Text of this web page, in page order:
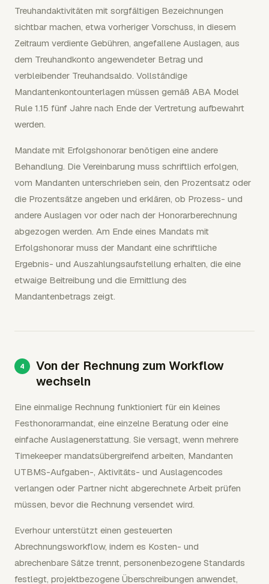
Treuhandaktivitäten mit sorgfältigen Bezeichnungen
sichtbar machen, etwa vorheriger Vorschuss, in diesem
Zeitraum verdiente Gebühren, angefallene Auslagen, aus
dem Treuhandkonto angewendeter Betrag und
verbleibender Treuhandsaldo. Vollständige
Mandantenkontounterlagen müssen gemäß ABA Model
Rule 1.15 fünf Jahre nach Ende der Vertretung aufbewahrt
werden.
Mandate mit Erfolgshonorar benötigen eine andere
Behandlung. Die Vereinbarung muss schriftlich erfolgen,
vom Mandanten unterschrieben sein, den Prozentsatz oder
die Prozentsätze angeben und erklären, ob Prozess- und
andere Auslagen vor oder nach der Honorarberechnung
abgezogen werden. Am Ende eines Mandats mit
Erfolgshonorar muss der Mandant eine schriftliche
Ergebnis- und Auszahlungsaufstellung erhalten, die eine
etwaige Beitreibung und die Ermittlung des
Mandantenbetrags zeigt.
Von der Rechnung zum Workflow
wechseln
Eine einmalige Rechnung funktioniert für ein kleines
Festhonorarmandat, eine einzelne Beratung oder eine
einfache Auslagenerstattung. Sie versagt, wenn mehrere
Timekeeper mandatsübergreifend arbeiten, Mandanten
UTBMS-Aufgaben-, Aktivitäts- und Auslagencodes
verlangen oder Partner nicht abgerechnete Arbeit prüfen
müssen, bevor die Rechnung versendet wird.
Everhour unterstützt einen gesteuerten
Abrechnungsworkflow, indem es Kosten- und
abrechenbare Sätze trennt, personenbezogene Standards
festlegt, projektbezogene Überschreibungen anwendet,